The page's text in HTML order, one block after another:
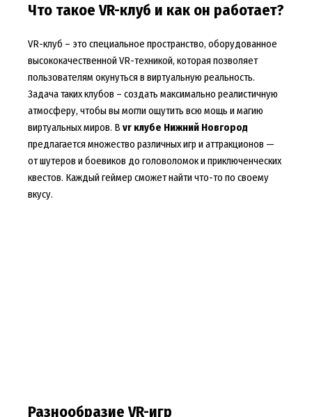
Что такое VR-клуб и как он работает?
VR-клуб – это специальное пространство, оборудованное
высококачественной VR-техникой, которая позволяет
пользователям окунуться в виртуальную реальность.
Задача таких клубов – создать максимально реалистичную
атмосферу, чтобы вы могли ощутить всю мощь и магию
виртуальных миров. В vr клубе Нижний Новгород
предлагается множество различных игр и аттракционов —
от шутеров и боевиков до головоломок и приключенческих
квестов. Каждый геймер сможет найти что-то по своему
вкусу.
Разнообразие VR-игр